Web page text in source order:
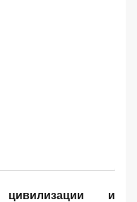
цивилизации и